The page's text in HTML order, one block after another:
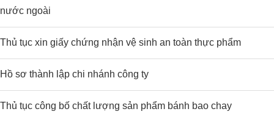
nước ngoài
Thủ tục xin giấy chứng nhận vệ sinh an toàn thực phẩm
Hồ sơ thành lập chi nhánh công ty
Thủ tục công bố chất lượng sản phẩm bánh bao chay